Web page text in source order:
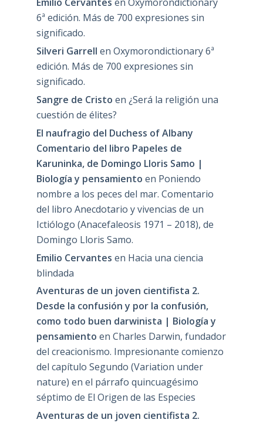
Emilio Cervantes en Oxymorondictionary
6ª edición. Más de 700 expresiones sin
significado.
Silveri Garrell en Oxymorondictionary 6ª
edición. Más de 700 expresiones sin
significado.
Sangre de Cristo en ¿Será la religión una
cuestión de élites?
El naufragio del Duchess of Albany
Comentario del libro Papeles de
Karuninka, de Domingo Lloris Samo |
Biología y pensamiento en Poniendo
nombre a los peces del mar. Comentario
del libro Anecdotario y vivencias de un
Ictiólogo (Anacefaleosis 1971 – 2018), de
Domingo Lloris Samo.
Emilio Cervantes en Hacia una ciencia
blindada
Aventuras de un joven cientifista 2.
Desde la confusión y por la confusión,
como todo buen darwinista | Biología y
pensamiento en Charles Darwin, fundador
del creacionismo. Impresionante comienzo
del capítulo Segundo (Variation under
nature) en el párrafo quincuagésimo
séptimo de El Origen de las Especies
Aventuras de un joven cientifista 2.